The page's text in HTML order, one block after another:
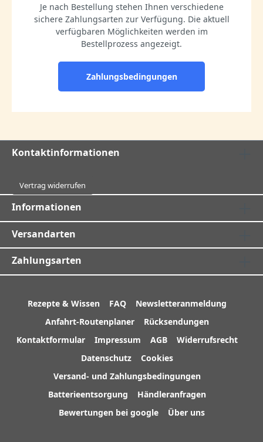
Je nach Bestellung stehen Ihnen verschiedene
sichere Zahlungsarten zur Verfügung. Die aktuell
verfügbaren Möglichkeiten werden im
Bestellprozess angezeigt.
Zahlungsbedingungen
Kontaktinformationen
Vertrag widerrufen
Informationen
Versandarten
Zahlungsarten
Rezepte & Wissen FAQ
Newsletteranmeldung
Anfahrt-Routenplaner
Rücksendungen
Kontaktformular
Impressum AGB
Widerrufsrecht
Datenschutz
Cookies
Versand- und Zahlungsbedingungen
Batterieentsorgung
Händleranfragen
Bewertungen bei google
Über uns